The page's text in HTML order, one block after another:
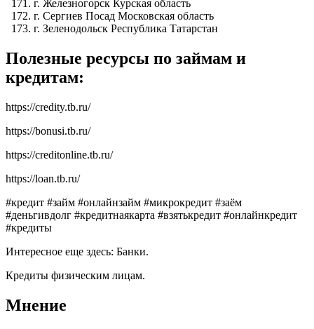
г. Железногорск Курская область
г. Сергиев Посад Московская область
г. Зеленодольск Республика Татарстан
Полезные ресурсы по займам и
кредитам:
https://credity.tb.ru/
https://bonusi.tb.ru/
https://creditonline.tb.ru/
https://loan.tb.ru/
#кредит #займ #онлайнзайм #микрокредит #заём
#деньгивдолг #кредитнаякарта #взятькредит #онлайнкредит
#кредиты
Интересное еще здесь: Банки.
Кредиты физическим лицам.
Мнение